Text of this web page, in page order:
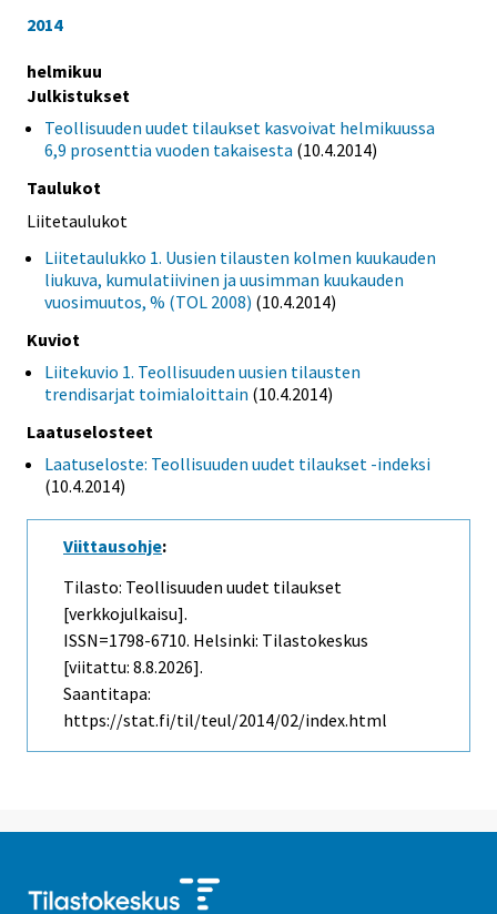
2014
helmikuu
Julkistukset
Teollisuuden uudet tilaukset kasvoivat helmikuussa
6,9 prosenttia vuoden takaisesta (10.4.2014)
Taulukot
Liitetaulukot
Liitetaulukko 1. Uusien tilausten kolmen kuukauden
liukuva, kumulatiivinen ja uusimman kuukauden
vuosimuutos, % (TOL 2008) (10.4.2014)
Kuviot
Liitekuvio 1. Teollisuuden uusien tilausten
trendisarjat toimialoittain (10.4.2014)
Laatuselosteet
Laatuseloste: Teollisuuden uudet tilaukset -indeksi
(10.4.2014)
Viittausohje:
Tilasto: Teollisuuden uudet tilaukset
[verkkojulkaisu].
ISSN=1798-6710. Helsinki: Tilastokeskus
[viitattu: 8.8.2026].
Saantitapa:
https://stat.fi/til/teul/2014/02/index.html